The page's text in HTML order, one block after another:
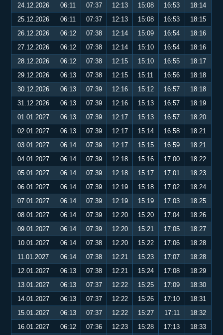
24.12.2026
06:11 07:37 12:13 15:08 16:53
18:14
25.12.2026
06:11 07:37 12:13 15:08 16:53
18:15
26.12.2026
06:12 07:38 12:14 15:09 16:54
18:16
27.12.2026
06:12 07:38 12:14 15:10 16:54
18:16
28.12.2026
06:12 07:38 12:15 15:10 16:55
18:17
29.12.2026
06:13 07:38 12:15 15:11 16:56
18:18
30.12.2026
06:13 07:39 12:16 15:12 16:57
18:18
31.12.2026
06:13 07:39 12:16 15:13 16:57
18:19
01.01.2027
06:13 07:39 12:17 15:13 16:57
18:20
02.01.2027
06:13 07:39 12:17 15:14 16:58
18:21
03.01.2027
06:14 07:39 12:17 15:15 16:59
18:21
04.01.2027
06:14 07:39 12:18 15:16 17:00
18:22
05.01.2027
06:14 07:39 12:18 15:17 17:01
18:23
06.01.2027
06:14 07:39 12:19 15:18 17:02
18:24
07.01.2027
06:14 07:39 12:19 15:19 17:03
18:25
08.01.2027
06:14 07:39 12:20 15:20 17:04
18:26
09.01.2027
06:14 07:39 12:20 15:21 17:05
18:27
10.01.2027
06:14 07:38 12:20 15:22 17:06
18:28
11.01.2027
06:14 07:38 12:21 15:23 17:07
18:28
12.01.2027
06:13 07:38 12:21 15:24 17:08
18:29
13.01.2027
06:13 07:37 12:22 15:25 17:09
18:30
14.01.2027
06:13 07:37 12:22 15:26 17:10
18:31
15.01.2027
06:13 07:37 12:22 15:27 17:11
18:32
16.01.2027
06:12 07:36 12:23 15:28 17:13
18:33